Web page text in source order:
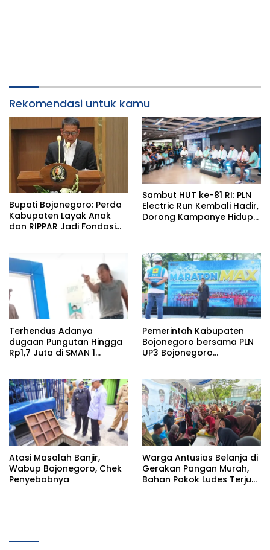
Rekomendasi untuk kamu
Bupati Bojonegoro: Perda
Kabupaten Layak Anak
dan RIPPAR Jadi Fondasi
Sambut HUT ke-81 RI: PLN
Electric Run Kembali Hadir,
Dorong Kampanye Hidup
Terhendus Adanya
dugaan Pungutan Hingga
Rp1,7 Juta di SMAN 1
Saat Konfirmasi
Pemerintah Kabupaten
Bojonegoro bersama PLN
UP3 Bojonegoro
Atasi Masalah Banjir,
Wabup Bojonegoro, Chek
Penyebabnya
Warga Antusias Belanja di
Gerakan Pangan Murah,
Bahan Pokok Ludes Terjual